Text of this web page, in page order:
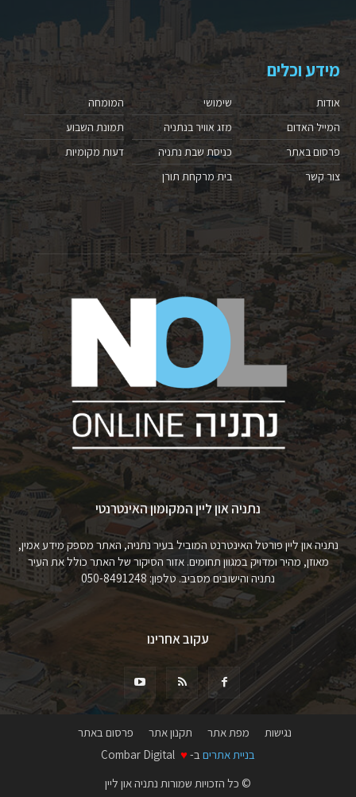
מידע וכלים
אודות
המייל האדום
פרסום באתר
צור קשר
שימושי
מזג אוויר בנתניה
כניסת שבת נתניה
בית מרקחת תורן
המומחה
תמונת השבוע
דעות מקומיות
נתניה און ליין המקומון האינטרנטי
נתניה און ליין פורטל האינטרנט המוביל בעיר נתניה, האתר מספק מידע אמין,
מאוזן, מהיר ומדויק במגוון תחומים. אזור הסיקור של האתר כולל את העיר
נתניה והישובים מסביב. טלפון: 050-8491248
עקוב אחרינו
נגישות מפת אתר תקנון אתר
פרסום באתר
בניית אתרים ב- ♥
© כל הזכויות שמורות נתניה און ליין